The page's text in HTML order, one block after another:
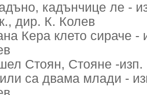
кадънчице ле -
дир. К. Колев
Кера клето сираче
Стоян, Стояне -
са двама млади -